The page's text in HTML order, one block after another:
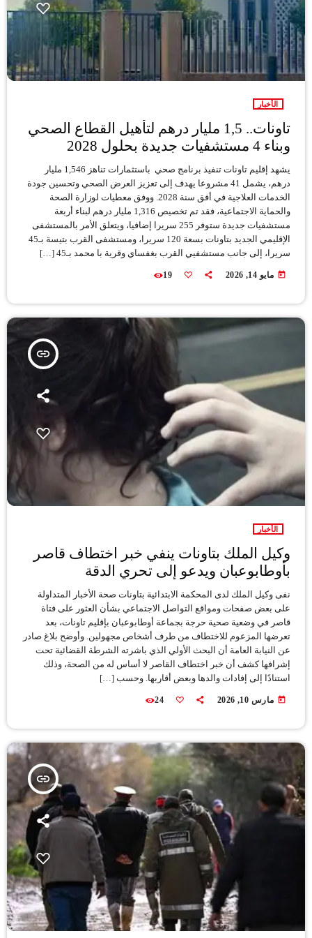
الأخبار
تاونات.. 1,5 مليار درهم لتأهيل القطاع الصحي
وبناء 4 مستشفيات جديدة بحلول 2028
يشهد إقليم تاونات تنفيذ برنامج صحي باستثمارات تناهز 1,546 مليار
درهم، يشمل 41 مشروعا يهدف إلى تعزيز العرض الصحي وتحسين جودة
الخدمات العلاجية في أفق سنة 2028. ووفق معطيات لوزارة الصحة
والحماية الاجتماعية، فقد تم تخصيص 1,316 مليار درهم لبناء أربعة
مستشفيات جديدة ستوفر 255 سريرا إضافيا، ويتعلق الأمر بالمستشفى
الإقليمي الجديد بتاونات بسعة 120 سريرا، ومستشفى القرب بتيسة بـ45
سريرا، إلى جانب مستشفيي القرب بغفساي وقرية با محمد بـ45 […]
today مايو 14, 2026 19
insert_link
الأخبار
وكيل الملك بتاونات ينفي خبر اختطاف قاصر
بأوطابوعبان ويدعو إلى تحري الدقة
نفى وكيل الملك لدى المحكمة الابتدائية بتاونات صحة الأخبار المتداولة
على بعض صفحات ومواقع التواصل الاجتماعي بشأن العثور على فتاة
قاصر في وضعية صحية حرجة بجماعة أوطابوعبان بإقليم تاونات، بعد
تعرضها المزعوم للاختطاف من طرف أشخاص مجهولين. وأوضح بلاغ صادر
عن النيابة العامة أن البحث الأولي الذي باشرته الشرطة القضائية تحت
إشرافها كشف أن خبر اختطاف القاصر لا أساس له من الصحة، وذلك
استنادًا إلى إفادات والدها وبعض أقاربها. وحسب […]
today مارس 10, 2026 24
insert_link